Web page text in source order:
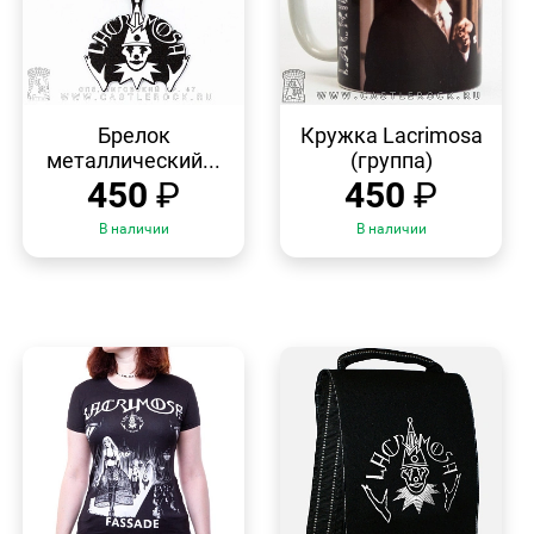
ПРОСМОТР
Брелок
металлический...
450 ₽
В наличии
ПРОСМОТР
Кружка Lacrimosa
(группа)
450 ₽
В наличии